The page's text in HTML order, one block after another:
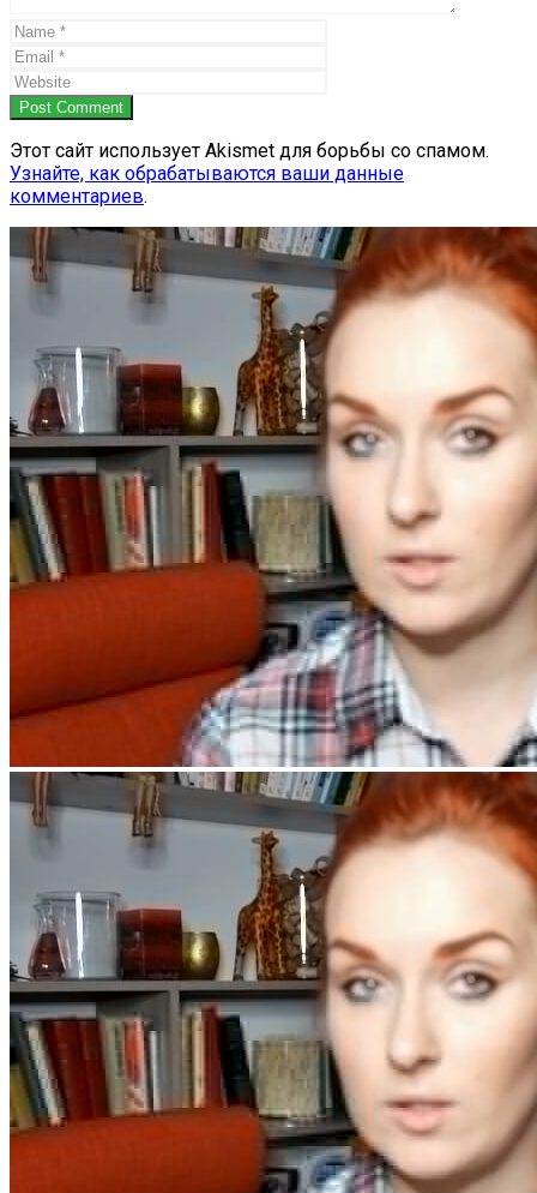
Post Comment
Этот сайт использует Akismet для борьбы со спамом.
Узнайте, как обрабатываются ваши данные
комментариев.